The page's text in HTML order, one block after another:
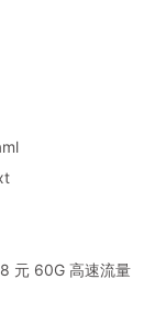
元 60G 高速流量